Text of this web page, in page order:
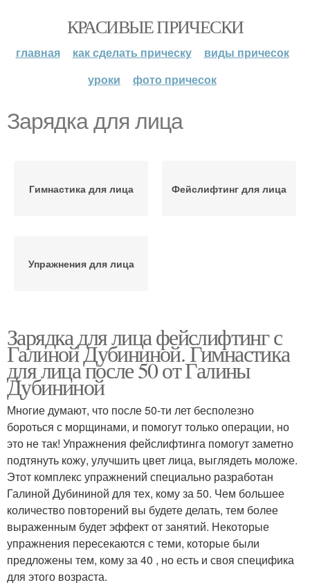
КРАСИВЫЕ ПРИЧЕСКИ
главная как сделать прическу
виды причесок
уроки
фото причесок
Зарядка для лица
Гимнастика для лица Фейслифтинг для лица
Упражнения для лица
Зарядка для лица фейслифтинг с
Галиной Дубининой. Гимнастика
для лица после 50 от Галины
Дубининой
Многие думают, что после 50-ти лет бесполезно
бороться с морщинами, и помогут только операции, но
это не так! Упражнения фейслифтинга помогут заметно
подтянуть кожу, улучшить цвет лица, выглядеть моложе.
Этот комплекс упражнений специально разработан
Галиной Дубининой для тех, кому за 50. Чем большее
количество повторений вы будете делать, тем более
выраженным будет эффект от занятий. Некоторые
упражнения пересекаются с теми, которые были
предложены тем, кому за 40 , но есть и своя специфика
для этого возраста.